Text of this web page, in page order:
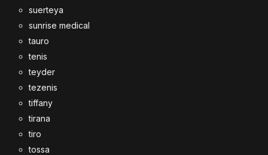
suerteya
sunrise medical
tauro
tenis
teyder
tezenis
tiffany
tirana
tiro
tossa